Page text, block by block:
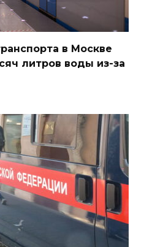
в Москве
литров воды из-за